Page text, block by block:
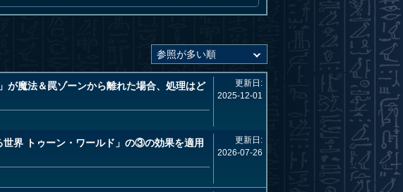
魔法＆罠ゾーンから離れた場合、処理はど
更新日:
2025-12-01
界 トゥーン・ワールド」の③の効果を適用
更新日:
2026-07-26